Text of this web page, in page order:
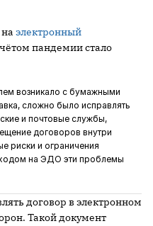
электронный
пандемии стало
возникало с бумажными
сложно было исправлять
и почтовые службы,
договоров внутри
риски и ограничения
на ЭДО эти проблемы
договор в электронном
Такой документ